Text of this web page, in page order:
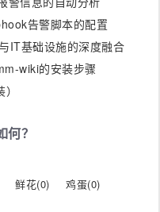
告警脚本的配置
IT基础设施的深度融合
wiki的安装步骤
？
鲜花(0) 鸡蛋(0)